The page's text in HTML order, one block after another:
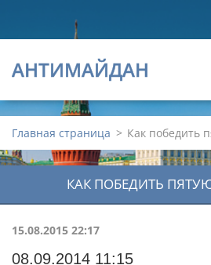
АНТИМАЙДАН
Главная страница > Как победить
КАК ПОБЕДИТЬ
15.08.2015 22:17
08.09.2014 11:15